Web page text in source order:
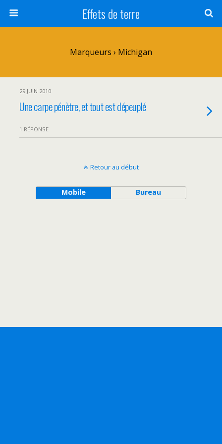
Effets de terre
Marqueurs › Michigan
29 JUIN 2010
Une carpe pénètre, et tout est dépeuplé
1 RÉPONSE
Retour au début
Mobile Bureau